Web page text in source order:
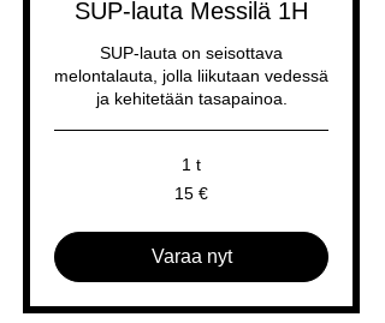
SUP-lauta Messilä 1H
SUP-lauta on seisottava
melontalauta, jolla liikutaan vedessä
ja kehitetään tasapainoa.
1 t
15 €
Varaa nyt